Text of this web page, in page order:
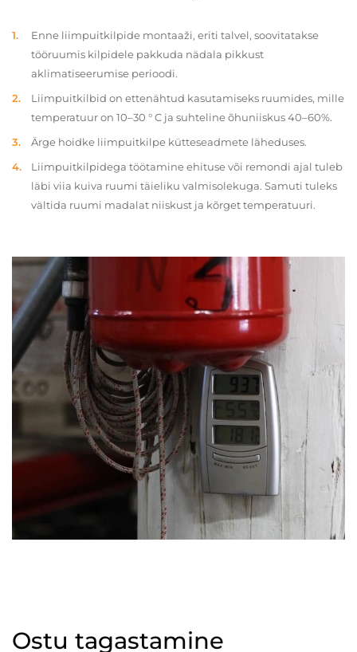
Enne liimpuitkilpide montaaži, eriti talvel, soovitatakse
tööruumis kilpidele pakkuda nädala pikkust
aklimatiseerumise perioodi.
Liimpuitkilbid on ettenähtud kasutamiseks ruumides, mille
temperatuur on 10–30 ° C ja suhteline õhuniiskus 40–60%.
Ärge hoidke liimpuitkilpe kütteseadmete läheduses.
Liimpuitkilpidega töötamine ehituse või remondi ajal tuleb
läbi viia kuiva ruumi täieliku valmisolekuga. Samuti tuleks
vältida ruumi madalat niiskust ja kõrget temperatuuri.
Ostu tagastamine